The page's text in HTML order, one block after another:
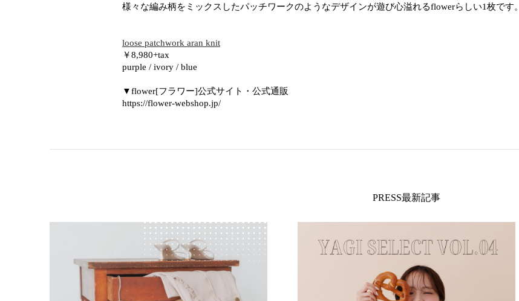
様々な編み柄をミックスしたパッチワークのようなデザインが遊び心溢れるflowerらしい1枚です。
loose patchwork aran knit
￥8,980+tax
purple / ivory / blue
▼flower[フラワー]公式サイト・公式通販
https://flower-webshop.jp/
PRESS最新記事